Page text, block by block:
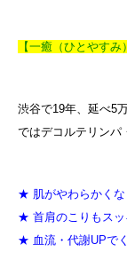
【一癒（ひとやすみ
渋谷で19年、延べ5
ではデコルテリンパ
★ 肌がやわらかく
★ 首肩のこりもスッ
★ 血流・代謝UPで